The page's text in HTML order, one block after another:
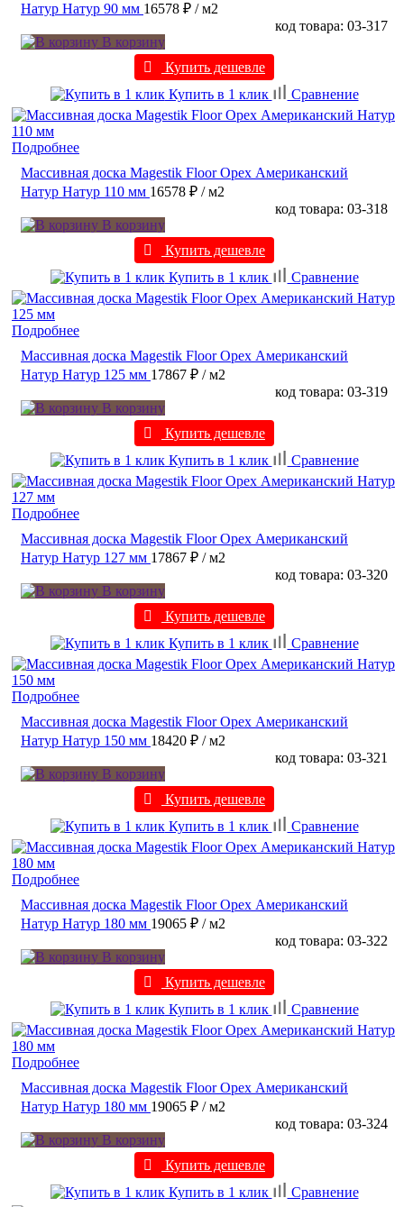
Натур Натур 90 мм 16578 ₽ / м2
код товара: 03-317
В корзину
Купить дешевле
Купить в 1 клик
Сравнение
Подробнее
Массивная доска Magestik Floor Орех Американский
Натур Натур 110 мм 16578 ₽ / м2
код товара: 03-318
В корзину
Купить дешевле
Купить в 1 клик
Сравнение
Подробнее
Массивная доска Magestik Floor Орех Американский
Натур Натур 125 мм 17867 ₽ / м2
код товара: 03-319
В корзину
Купить дешевле
Купить в 1 клик
Сравнение
Подробнее
Массивная доска Magestik Floor Орех Американский
Натур Натур 127 мм 17867 ₽ / м2
код товара: 03-320
В корзину
Купить дешевле
Купить в 1 клик
Сравнение
Подробнее
Массивная доска Magestik Floor Орех Американский
Натур Натур 150 мм 18420 ₽ / м2
код товара: 03-321
В корзину
Купить дешевле
Купить в 1 клик
Сравнение
Подробнее
Массивная доска Magestik Floor Орех Американский
Натур Натур 180 мм 19065 ₽ / м2
код товара: 03-322
В корзину
Купить дешевле
Купить в 1 клик
Сравнение
Подробнее
Массивная доска Magestik Floor Орех Американский
Натур Натур 180 мм 19065 ₽ / м2
код товара: 03-324
В корзину
Купить дешевле
Купить в 1 клик
Сравнение